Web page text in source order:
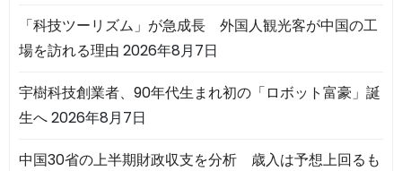
「科技ツーリズム」が急成長 外国人観光客が中国の工
場を訪れる理由 2026年8月7日
宇樹科技創業者、90年代生まれ初の「ロボット富豪」誕
生へ2026年8月7日
中国30省の上半期財政収支を分析 歳入は予想上回るも